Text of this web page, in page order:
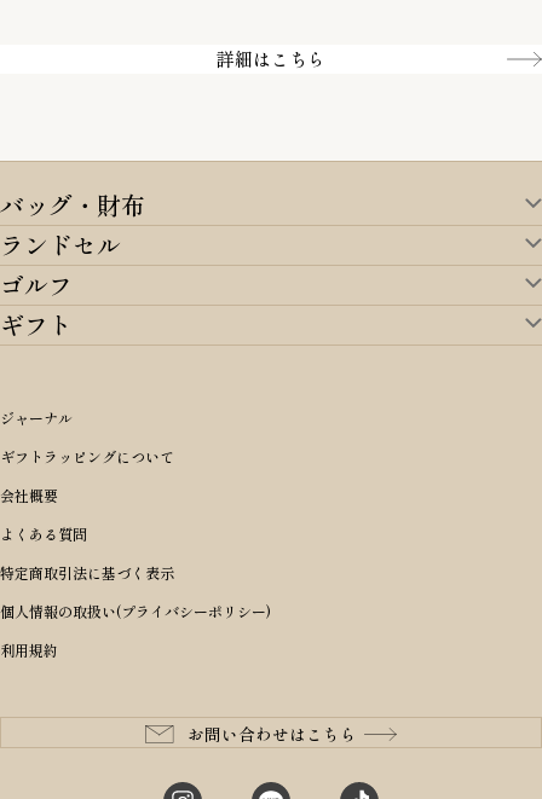
詳細はこちら
バッグ・財布
バッグ・財布TOP
すべてを見る
アイテムから選ぶ
リュックサック・デイパック・バックパック
ショルダーバッグ
ボディバッグ・ウエストバッグ
長財布
二つ折り財布
三つ折り財布
コインケース・小銭入れ
m＋ エムピウ
PORTER 吉田カバン ポーター
BRIEFING ブリーフィング
Dakota ダコタ
CLEDRAN クレドラン
aniary アニアリ
CIE シー
StitchandSew ステッチアンドソー
ランドセル
ランドセルTOP
すべてを見る
オリジナルランドセル
女の子ランドセル
男の子ランドセル
ランドセル小物・その他
レッド
ピンク
パープル(ラベンダー)
価格から選ぶ
〜49,999円
50,000円〜59,999円
60,000円〜69,999円
70,000円〜79,999円
80,000円〜
ゴルフ
ゴルフTOP
アイテムから選ぶ
キャディバッグ
ヘッドカバー
ゴルフ小物
ゴルフウェア/アクセサリー
ブランドから選ぶ
BRIEFING ブリーフィング
master-piece マスターピース
JONES ジョーンズ
木の庄帆布
ギフト
シーンから探す
誕生日
結婚祝い
出産祝い
入学・進学祝い
成人祝い
就職・栄転祝い
長寿・還暦祝い
性別・年齢から探す
男性向け
女性向け
10代
20代
30代
予算から探す
〜4,999円
5,000円〜9,999円
10,000円〜19,999円
20,000円〜29,999円
ジャーナル
ギフトラッピングについて
会社概要
よくある質問
特定商取引法に基づく表示
個人情報の取扱い(プライバシーポリシー)
利用規約
お問い合わせはこちら